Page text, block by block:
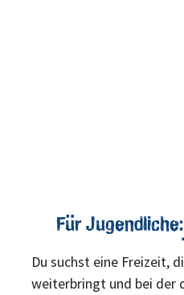
Für Jugendliche:
Du suchst eine Freizeit,
weiterbringt und bei der